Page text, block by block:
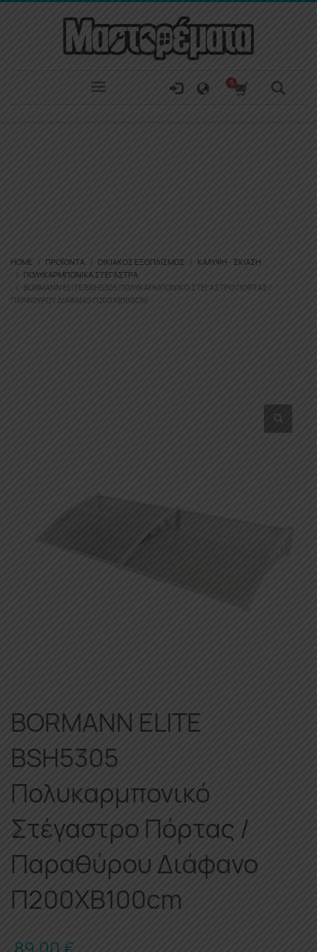
HOME ΠΡΟΪΌΝΤΑ ΟΙΚΙΑΚΌΣ ΕΞΟΠΛΙΣΜΌΣ
ΚΆΛΥΨΗ - ΣΚΊΑΣΗ
ΠΟΛΥΚΑΡΜΠΟΝΙΚΆ ΣΤΈΓΑΣΤΡΑ
BORMANN ELITE BSH5305 ΠΟΛΥΚΑΡΜΠΟΝΙΚΌ ΣΤΈΓΑΣΤΡΟ ΠΌΡΤΑΣ /
ΠΑΡΑΘΎΡΟΥ ΔΙΆΦΑΝΟ Π200XΒ100CM
BORMANN ELITE
BSH5305
Πολυκαρμπονικό
Στέγαστρο Πόρτας /
Παραθύρου Διάφανο
Π200XΒ100cm